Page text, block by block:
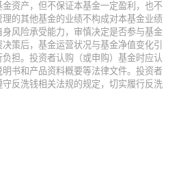
资产，但不保证本基金一定盈利，也不
的其他基金的业绩不构成对本基金业绩
风险承受能力，审慎决定是否参与基金
策后，基金运营状况与基金净值变化引
担。投资者认购（或申购）基金时应认
书和产品资料概要等法律文件。投资者
反洗钱相关法规的规定，切实履行反洗